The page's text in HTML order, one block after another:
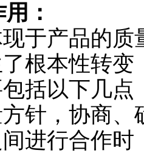
：
于产品的
根本性转
括以下几点
针，协商、
进行合作时